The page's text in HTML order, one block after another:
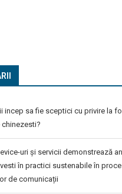
incep sa fie sceptici cu privire la
chinezesti?
uri și servicii demonstrează
în practici sustenabile în
de comunicații